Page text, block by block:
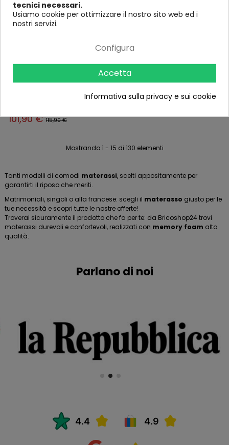
101,90 €115,90 €
Mostrando 1 - 15 di 130 elementi
Tanti modelli di comodi materassi, scelti appositamente per
garantirti il riposo che meriti.
Matrimoniali, singoli o alla francese: scegli il materasso giusto per le
tue necessità e scopri tutte le nostre offerte!
Troverai sicuramente il prodotto che fa per te: da Bricoshop24 trovi
materassi durevoli e confortevoli, realizzati con memory foam alta
qualità.
Parlano di noi
tecnici necessari.
Usiamo cookie per ottimizzare il nostro sito web ed i
nostri servizi.
Configura
Accetta
Informativa sulla privacy e sui cookie